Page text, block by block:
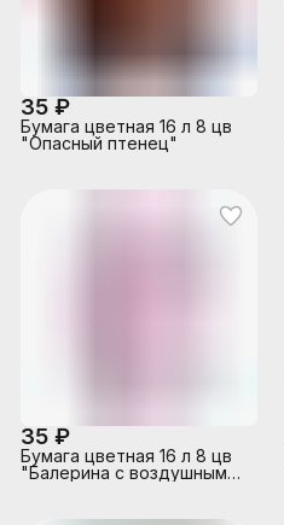
35 ₽
Бумага цветная 16 л 8 цв
"Опасный птенец"
35 ₽
Бумага цветная 16 л 8 цв
"Балерина с воздушными